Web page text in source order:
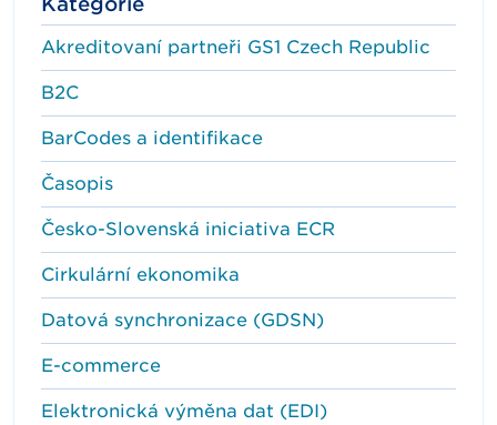
Akreditovaní partneři GS1 Czech Republic
B2C
BarCodes a identifikace
Časopis
Česko-Slovenská iniciativa ECR
Cirkulární ekonomika
Datová synchronizace (GDSN)
E-commerce
Elektronická výměna dat (EDI)